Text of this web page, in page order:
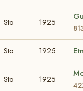
Sto 1925
Sto 1925
Sto 1925